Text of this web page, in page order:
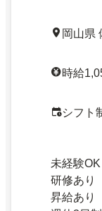
岡山県
時給
シフト
未経験OK
研修あり
昇給あり